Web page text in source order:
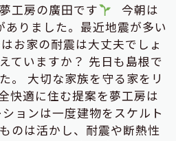
工房の廣田です
今朝は
りました。最近地震が多い
お家の耐震は大丈夫でしょ
ていますか？ 先日も島根で
。 大切な家族を守る家をリ
快適に住む提案を夢工房は
ョンは一度建物をスケルト
のは活かし、耐震や断熱性